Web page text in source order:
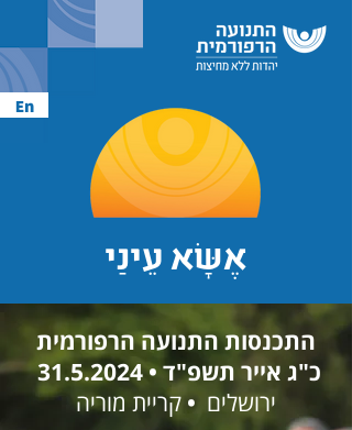
En
אֶשָּׂא עֵינַי
התכנסות התנועה הרפורמית
כ"ג אייר תשפ"ד •31.5.2024
ירושלים • קריית מוריה